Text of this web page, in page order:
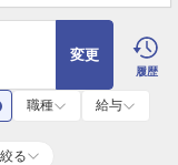
変更
履歴
職種
給与
る